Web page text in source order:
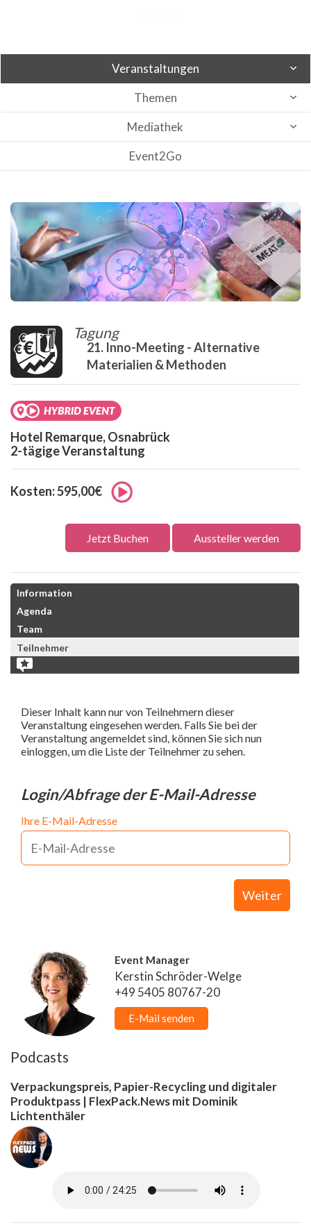
Veranstaltungen
Themen
Mediathek
Event2Go
Tagung
21. Inno-Meeting - Alternative
Materialien & Methoden
Hotel Remarque, Osnabrück
2-tägige Veranstaltung
Kosten: 595,00€
Jetzt Buchen Aussteller werden
Information
Agenda
Team
Teilnehmer
Dieser Inhalt kann nur von Teilnehmern dieser
Veranstaltung eingesehen werden. Falls Sie bei der
Veranstaltung angemeldet sind, können Sie sich nun
einloggen, um die Liste der Teilnehmer zu sehen.
Login/Abfrage der E-Mail-Adresse
Ihre E-Mail-Adresse
Weiter
Event Manager
Kerstin Schröder-Welge
+49 5405 80767-20
E-Mail senden
Podcasts
Verpackungspreis, Papier-Recycling und digitaler
Produktpass | FlexPack.News mit Dominik
Lichtenthäler